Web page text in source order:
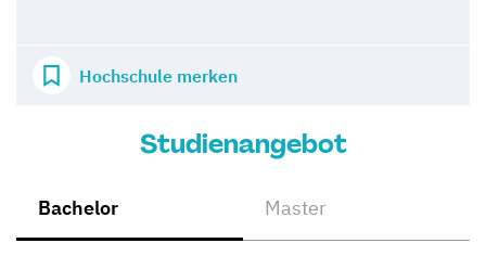
Hochschule merken
Studienangebot
Bachelor Master